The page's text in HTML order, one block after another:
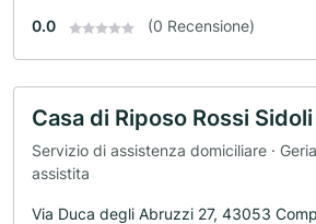
0.0 (0 Recensione)
Casa di Riposo Rossi Sidoli
Servizio di assistenza domiciliare ·
assistita
Via Duca degli Abruzzi 27, 43053